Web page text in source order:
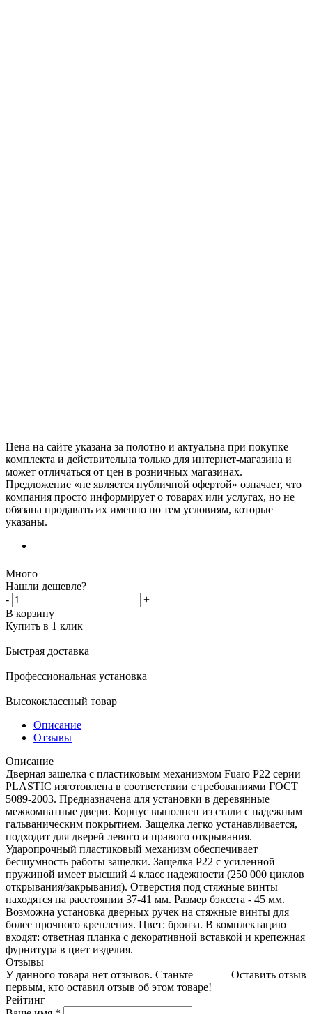
Цена на сайте указана за полотно и актуальна при покупке
комплекта и действительна только для интернет-магазина и
может отличаться от цен в розничных магазинах.
Предложение «не является публичной офертой» означает, что
компания просто информирует о товарах или услугах, но не
обязана продавать их именно по тем условиям, которые
указаны.
Много
Нашли дешевле?
-
+
В корзину
Купить в 1 клик
Быстрая доставка
Профессиональная установка
Высококлассный товар
Описание
Отзывы
Описание
Дверная защелка с пластиковым механизмом Fuaro P22 серии
PLASTIC изготовлена в соответствии с требованиями ГОСТ
5089-2003. Предназначена для установки в деревянные
межкомнатные двери. Корпус выполнен из стали с надежным
гальваническим покрытием. Защелка легко устанавливается,
подходит для дверей левого и правого открывания.
Ударопрочный пластиковый механизм обеспечивает
бесшумность работы защелки. Защелка P22 с усиленной
пружиной имеет высший 4 класс надежности (250 000 циклов
открывания/закрывания). Отверстия под стяжные винты
находятся на расстоянии 37-41 мм. Размер бэксета - 45 мм.
Возможна установка дверных ручек на стяжные винты для
более прочного крепления. Цвет: бронза. В комплектацию
входят: ответная планка с декоративной вставкой и крепежная
фурнитура в цвет изделия.
Отзывы
Оставить отзыв
У данного товара нет отзывов. Станьте
первым, кто оставил отзыв об этом товаре!
Рейтинг